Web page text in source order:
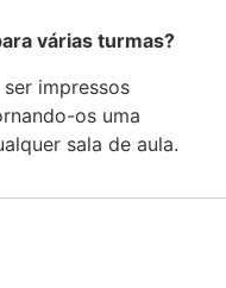
várias turmas?
impressos
os uma
sala de aula.